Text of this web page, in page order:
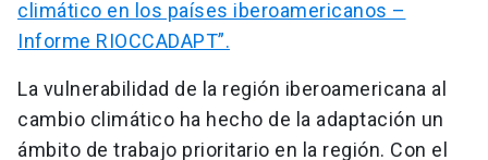
climático en los países iberoamericanos –
Informe RIOCCADAPT”.
La vulnerabilidad de la región iberoamericana al
cambio climático ha hecho de la adaptación un
ámbito de trabajo prioritario en la región. Con el